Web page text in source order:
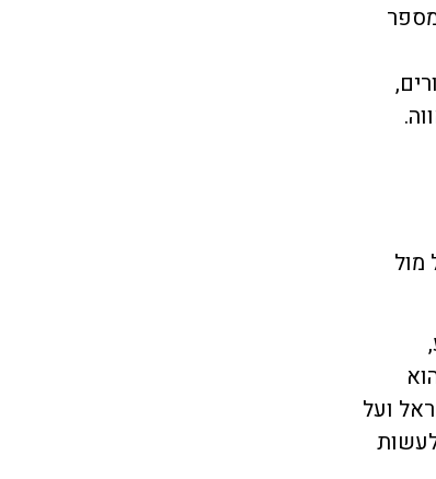
מול
ועל